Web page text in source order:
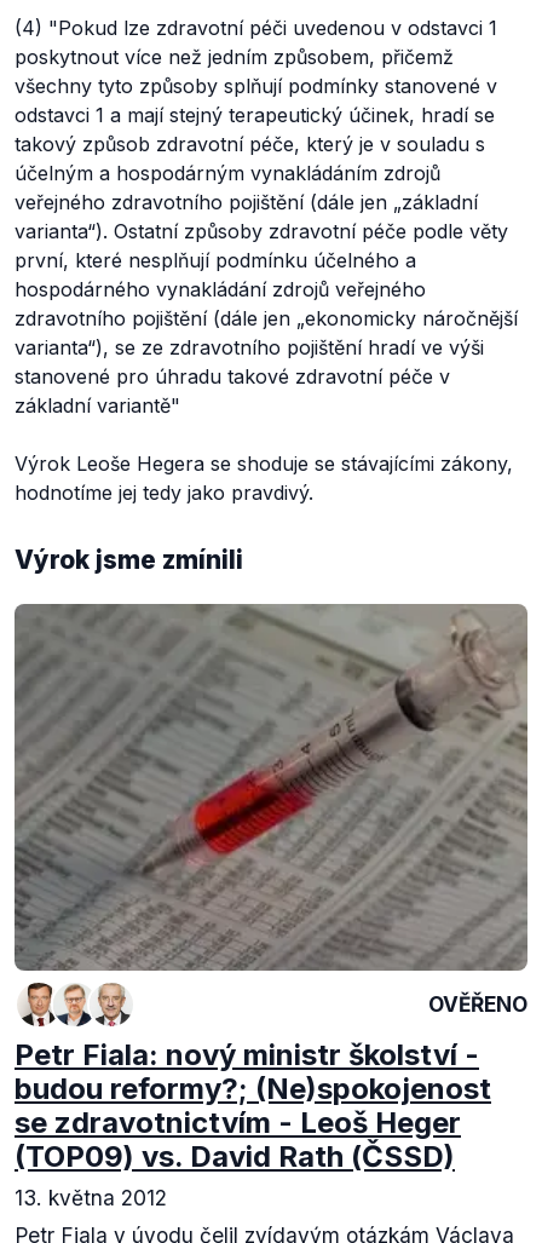
(4) "Pokud lze zdravotní péči uvedenou v odstavci 1
poskytnout více než jedním způsobem, přičemž
všechny tyto způsoby splňují podmínky stanovené v
odstavci 1 a mají stejný terapeutický účinek, hradí se
takový způsob zdravotní péče, který je v souladu s
účelným a hospodárným vynakládáním zdrojů
veřejného zdravotního pojištění (dále jen „základní
varianta“). Ostatní způsoby zdravotní péče podle věty
první, které nesplňují podmínku účelného a
hospodárného vynakládání zdrojů veřejného
zdravotního pojištění (dále jen „ekonomicky náročnější
varianta“), se ze zdravotního pojištění hradí ve výši
stanovené pro úhradu takové zdravotní péče v
základní variantě"
Výrok Leoše Hegera se shoduje se stávajícími zákony,
hodnotíme jej tedy jako pravdivý.
Výrok jsme zmínili
OVĚŘENO
Petr Fiala: nový ministr školství -
budou reformy?; (Ne)spokojenost
se zdravotnictvím - Leoš Heger
(TOP09) vs. David Rath (ČSSD)
13. května 2012
Petr Fiala v úvodu čelil zvídavým otázkám Václava